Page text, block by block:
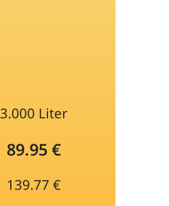
3.000 Liter
89.95 €
139.77 €